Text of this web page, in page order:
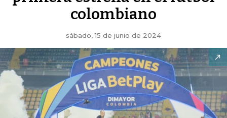
colombiano
sábado, 15 de junio de 2024